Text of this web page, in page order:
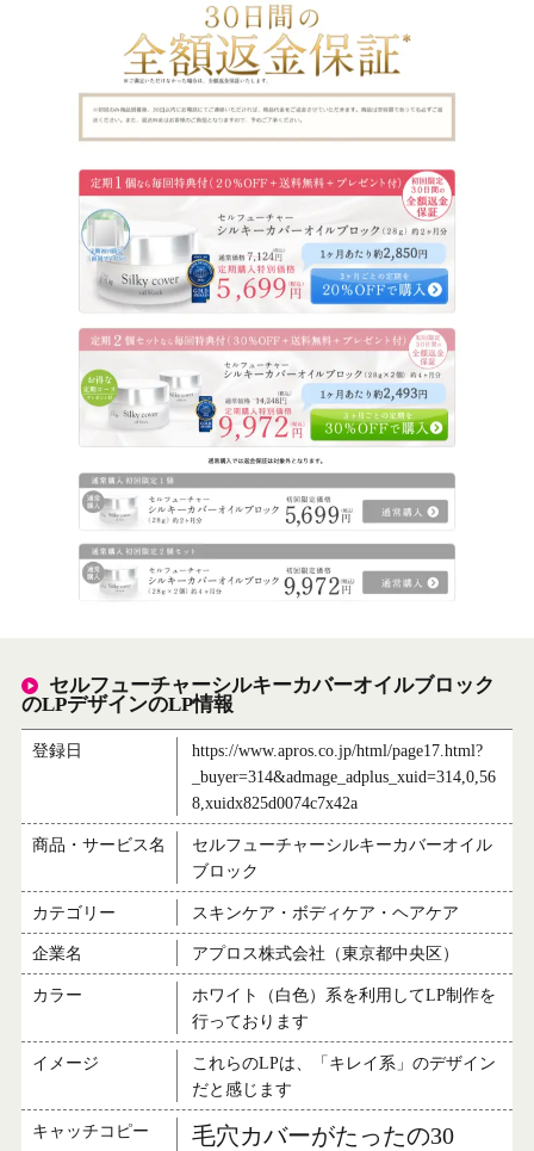
セルフューチャーシルキーカバーオイルブロック
のLPデザインのLP情報
登録日
https://www.apros.co.jp/html/page17.html?
_buyer=314&admage_adplus_xuid=314,0,56
8,xuidx825d0074c7x42a
商品・サービス名
セルフューチャーシルキーカバーオイル
ブロック
カテゴリー スキンケア・ボディケア・ヘアケア
企業名 アプロス株式会社（東京都中央区）
カラー
ホワイト（白色）系を利用してLP制作を
行っております
イメージ
これらのLPは、「キレイ系」のデザイン
だと感じます
キャッチコピー
毛穴カバーがたったの30